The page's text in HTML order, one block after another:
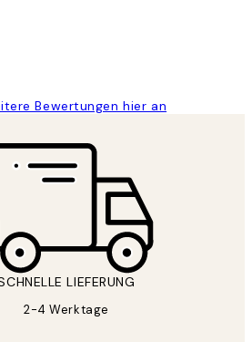
Bewertungen hier an
LIEFERUNG
2-4 Werktage